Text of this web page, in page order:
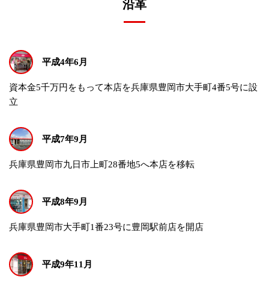
沿革
平成4年6月
資本金5千万円をもって本店を兵庫県豊岡市大手町4番5号に設
立
平成7年9月
兵庫県豊岡市九日市上町28番地5へ本店を移転
平成8年9月
兵庫県豊岡市大手町1番23号に豊岡駅前店を開店
平成9年11月